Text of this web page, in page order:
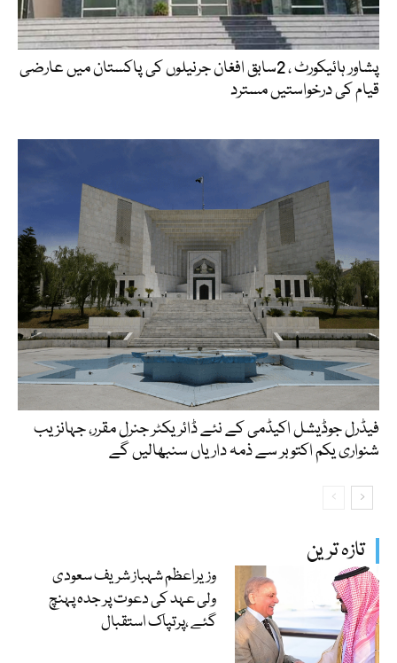
تازہ ترین
وزیراعظم شہباز شریف سعودی
ولی عہد کی دعوت پر جدہ پہنچ
گئے ،پرتپاک استقبال
پشاور ہائیکورٹ ، 2سابق افغان جرنیلوں کی پاکستان میں عارضی
قیام کی درخواستیں مسترد
فیڈرل جوڈیشل اکیڈمی کے نئے ڈائریکٹر جنرل مقرر، جہانزیب
شنواری یکم اکتوبر سے ذمہ داریاں سنبھالیں گے